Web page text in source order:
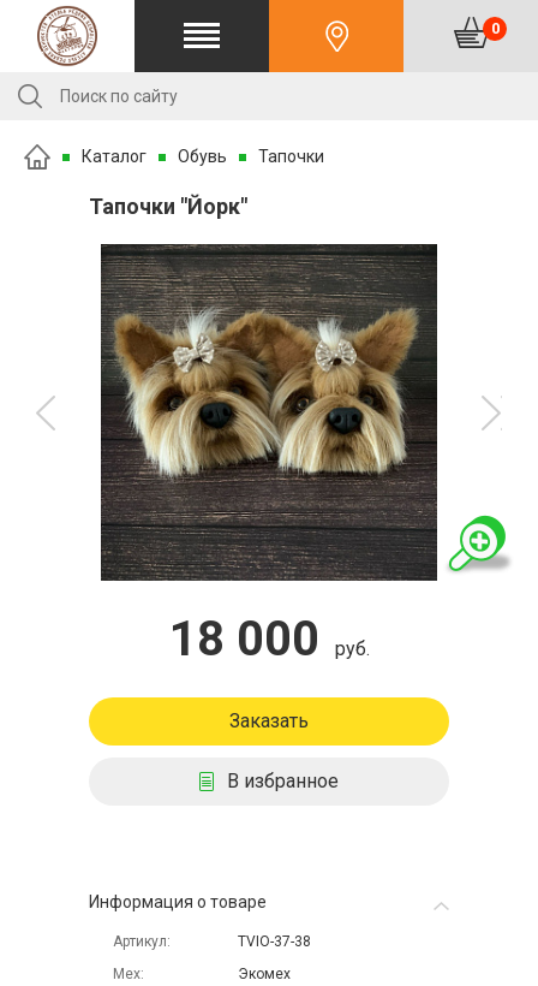
0
Каталог Обувь Тапочки
Тапочки "Йорк"
18 000 руб.
Заказать
В избранное
Информация о товаре
Артикул
TVIO-37-38
Мех
Экомех